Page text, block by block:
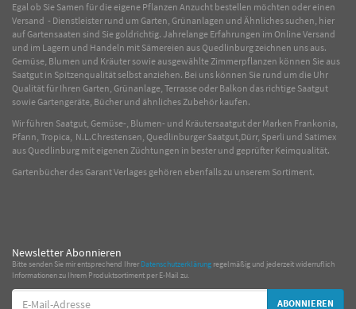
Egal ob Sie Samen für die eigene Pflanzen Anzucht bestellen möchten oder einen
Versand - Dienstleister rund um Garten, Grünanlagen und Ähnliches suchen, hier
auf Gartensaaten sind Sie goldrichtig. Jahrelange Erfahrungen im OnlineVersand
und im Lagern und Handeln mit Sämereien aus Quedlinburg zeichnen uns aus.
Gemüse, Blumen und Kräuter sowie ausgewählteZimmerpflanzen können Sie aus
Saatgut in Spitzenqualität selbst anziehen. Bei uns können Sie rund um die Uhr
Qualität für Ihren Garten, Grünanlage, Terrasse oder Balkon das richtige Saatgut
sowie Gartengeräte, Bücher und ähnliches Zubehör kaufen.
Wir führen Saatgut, Gemüse-, Blumen- und Kräutersaatgut der Marken Frankonia,
Pfann, Tropica, N.L.Chrestensen, Quedlinburger Saatgut,Dürr, Sperli und Satimex
aus Quedlinburg mit eigenen Züchtungen in bester und geprüfter Keimqualität.
Gartenbücher des Garant Verlages gehören ebenfalls zu unserem Sortiment.
Newsletter Abonnieren
Bitte senden Sie mir entsprechend IhrerDatenschutzerklärung regelmäßig und jederzeit widerruflich
Informationen zu Ihrem Produktsortiment per E-Mail zu.
E-
ABONNIEREN